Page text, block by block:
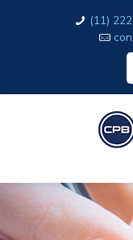
(11)